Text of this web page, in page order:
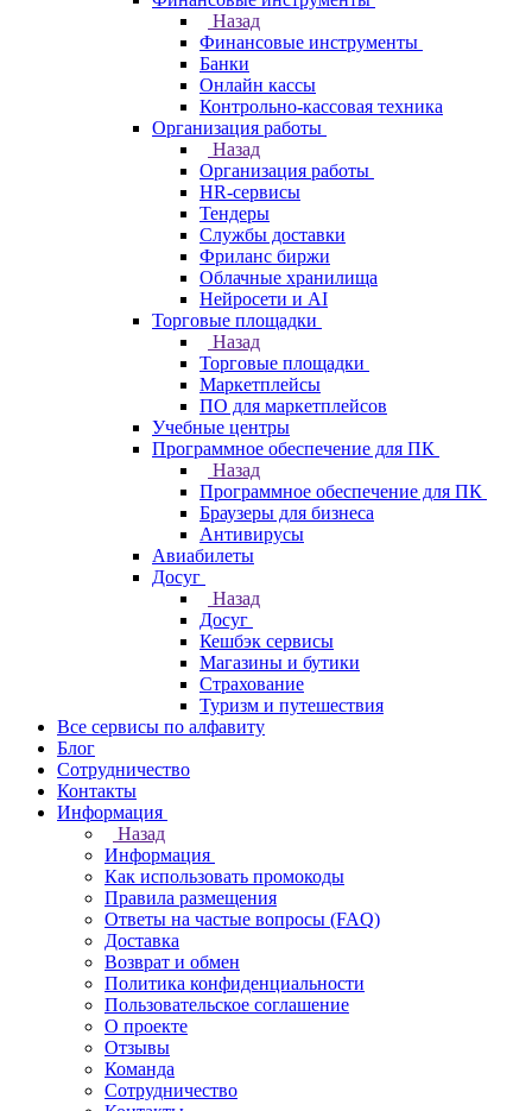
Назад
Финансовые инструменты
Банки
Онлайн кассы
Контрольно-кассовая техника
Организация работы
Назад
Организация работы
HR-сервисы
Тендеры
Службы доставки
Фриланс биржи
Облачные хранилища
Нейросети и AI
Торговые площадки
Назад
Торговые площадки
Маркетплейсы
ПО для маркетплейсов
Учебные центры
Программное обеспечение для ПК
Назад
Программное обеспечение для ПК
Браузеры для бизнеса
Антивирусы
Авиабилеты
Досуг
Назад
Досуг
Кешбэк сервисы
Магазины и бутики
Страхование
Туризм и путешествия
Все сервисы по алфавиту
Блог
Сотрудничество
Контакты
Информация
Назад
Информация
Как использовать промокоды
Правила размещения
Ответы на частые вопросы (FAQ)
Доставка
Возврат и обмен
Политика конфиденциальности
Пользовательское соглашение
О проекте
Отзывы
Команда
Сотрудничество